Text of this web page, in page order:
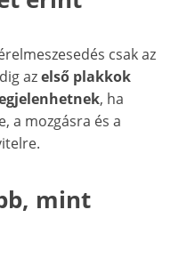
csak az
azelső plakkok
, ha
a mozgásra és a
mint